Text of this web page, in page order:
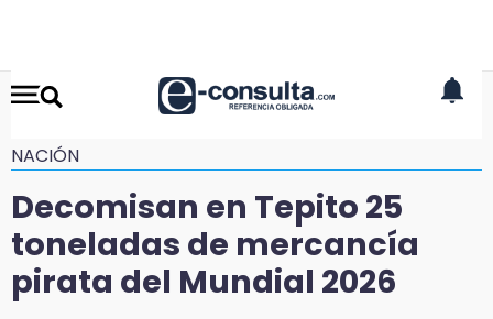
NACIÓN
Decomisan en Tepito 25
toneladas de mercancía
pirata del Mundial 2026